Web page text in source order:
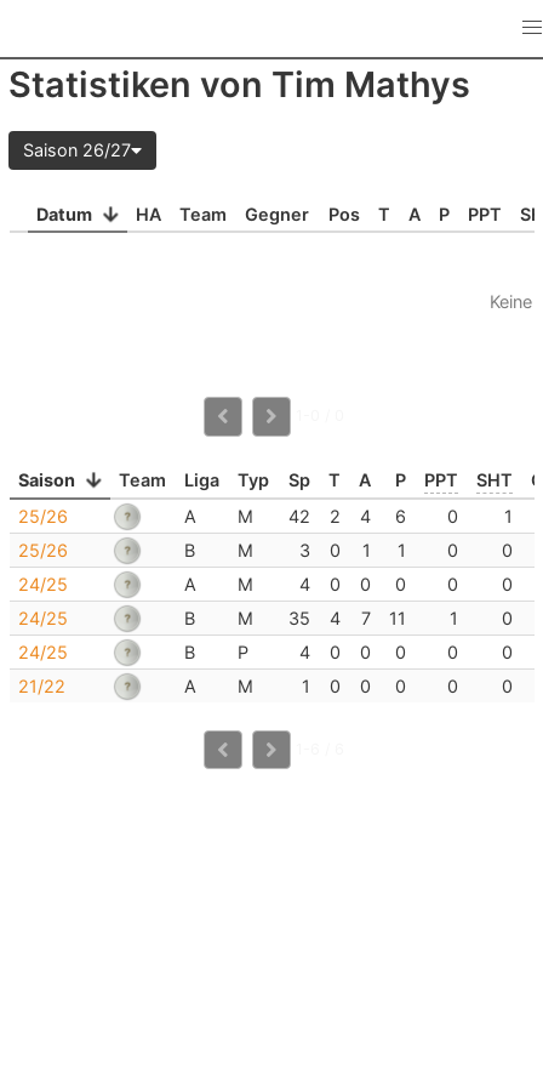
Statistiken von Tim Mathys
Saison 26/27
Datum HA Team Gegner Pos T A P PPT
Keine
Saison Team Liga Typ Sp T A P PPT SHT
25/26
A M 42 2 4 6 0
1
25/26
B M 3 0 1 1 0
0
24/25
A M 4 0 0 0 0
0
24/25
B M 35 4 7 11 1
0
24/25
B P 4 0 0 0 0
0
21/22
A M 1 0 0 0 0 0